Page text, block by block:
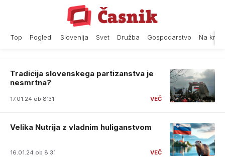
Top Pogledi Slovenija Svet Družba Gospodarstvo Na
Tradicija slovenskega partizanstva je
nesmrtna?
17.01.24 ob 8:31
Velika Nutrija z vladnim huliganstvom
16.01.24 ob 8:31